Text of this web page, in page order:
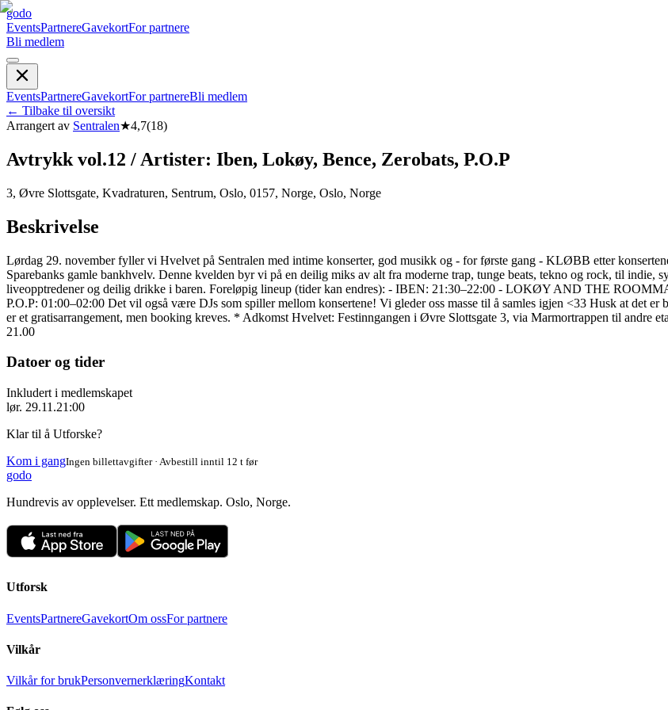
godo
EventsPartnereGavekortFor partnere
Bli medlem
EventsPartnereGavekortFor partnereBli medlem
← Tilbake til oversikt
Arrangert av Sentralen★4,7(18)
Avtrykk vol.12 / Artister: Iben, Lokøy, Bence, Zerobats, P.O.P
3, Øvre Slottsgate, Kvadraturen, Sentrum, Oslo, 0157, Norge, Oslo, Norge
Beskrivelse
Lørdag 29. november fyller vi Hvelvet på Sentralen med intime konserter, god musikk og - for første gang - KLØBB etter
Sparebanks gamle bankhvelv. Denne kvelden byr vi på en deilig miks av alt fra moderne trap, tunge beats, tekno og rock, til
liveopptredener og deilig drikke i baren. Foreløpig lineup (tider kan endres): - IBEN: 21:30–22:00 - LOKØY AND THE
P.O.P: 01:00–02:00 Det vil også være DJs som spiller mellom konsertene! Vi gleder oss masse til å samles igjen <33 Husk at det
er et gratisarrangement, men booking kreves. * Adkomst Hvelvet: Festinngangen i Øvre Slottsgate 3, via Marmortrappen til andre
21.00
Datoer og tider
Inkludert i medlemskapet
lør. 29.11.21:00
Klar til å Utforske?
Kom i gangIngen billettavgifter · Avbestill inntil 12 t før
godo
Hundrevis av opplevelser. Ett medlemskap. Oslo, Norge.
Utforsk
EventsPartnereGavekortOm ossFor partnere
Vilkår
Vilkår for brukPersonvernerklæringKontakt